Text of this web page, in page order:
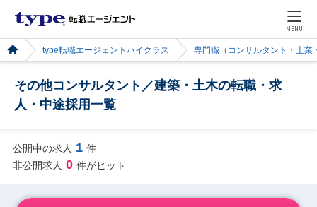
MENU
type転職エージェントハイクラス 専門職（コンサルタント・士業
その他コンサルタント／建築・土木の転職・求
人・中途採用一覧
公開中の求人 1 件
非公開求人 0 件がヒット